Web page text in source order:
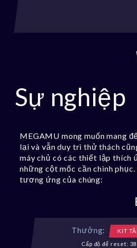
Sự nghiệp
MEGAMU mong muốn mang
lại và vẫn duy trì thử thách
máy chủ có các thiết lập
những cột mốc cần chinh
tương ứng của chúng:
Thưởng: KIT
Cấp độ để reset: